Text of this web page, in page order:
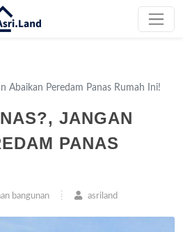
Abaikan Peredam Panas Rumah Ini!
JANGAN
PANAS
bangunan asriland